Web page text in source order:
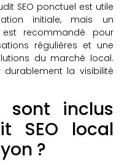
SEO ponctuel est utile
initiale, mais un
recommandé pour
régulières et une
du marché local.
durablement la visibilité
sont inclus
SEO local
?